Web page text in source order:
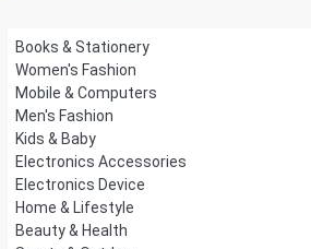
Books & Stationery
Women's Fashion
Mobile & Computers
Men's Fashion
Kids & Baby
Electronics Accessories
Electronics Device
Home & Lifestyle
Beauty & Health